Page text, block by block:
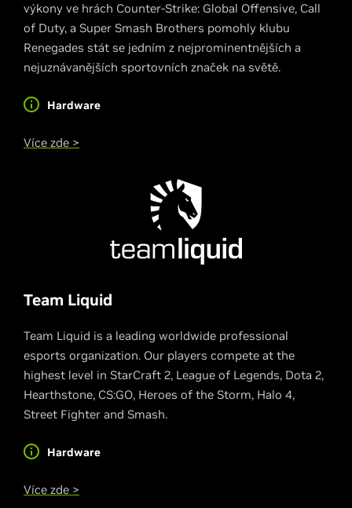
výkony ve hrách Counter-Strike: Global Offensive, Call
of Duty, a Super Smash Brothers pomohly klubu
Renegades stát se jedním z nejprominentnějších a
nejuznávanějších sportovních značek na světě.
Hardware
Více zde >
Team Liquid
Team Liquid is a leading worldwide professional
esports organization. Our players compete at the
highest level in StarCraft 2, League of Legends, Dota 2,
Hearthstone, CS:GO, Heroes of the Storm, Halo 4,
Street Fighter and Smash.
Hardware
Více zde >